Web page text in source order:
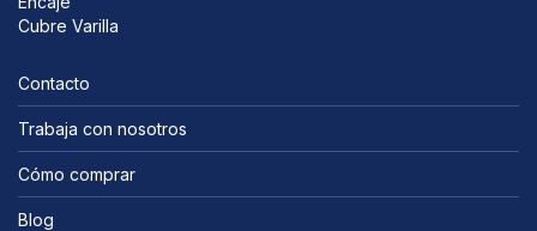
Cubre Varilla
Contacto
Trabaja con nosotros
Cómo comprar
Blog